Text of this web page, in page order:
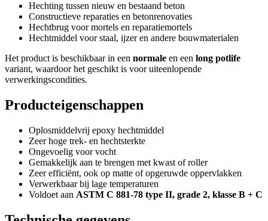
Hechting tussen nieuw en bestaand beton
Constructieve reparaties en betonrenovaties
Hechtbrug voor mortels en reparatiemortels
Hechtmiddel voor staal, ijzer en andere bouwmaterialen
Het product is beschikbaar in een normale en een long potlife
variant, waardoor het geschikt is voor uiteenlopende
verwerkingscondities.
Producteigenschappen
Oplosmiddelvrij epoxy hechtmiddel
Zeer hoge trek- en hechtsterkte
Ongevoelig voor vocht
Gemakkelijk aan te brengen met kwast of roller
Zeer efficiënt, ook op matte of opgeruwde oppervlakken
Verwerkbaar bij lage temperaturen
Voldoet aan ASTM C 881-78 type II, grade 2, klasse B + C